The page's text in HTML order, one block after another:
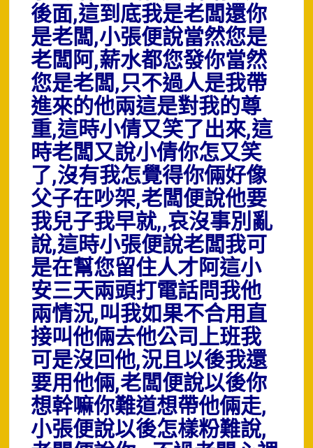
後面,這到底我是老闆還你
是老闆,小張便說當然您是
老闆阿,薪水都您發你當然
您是老闆,只不過人是我帶
進來的他兩這是對我的尊
重,這時小倩又笑了出來,這
時老闆又說小倩你怎又笑
了,沒有我怎覺得你倆好像
父子在吵架,老闆便說他要
我兒子我早就,,哀沒事別亂
說,這時小張便說老闆我可
是在幫您留住人才阿這小
安三天兩頭打電話問我他
兩情況,叫我如果不合用直
接叫他倆去他公司上班我
可是沒回他,況且以後我還
要用他倆,老闆便說以後你
想幹嘛你難道想帶他倆走,
小張便說以後怎樣粉難說,